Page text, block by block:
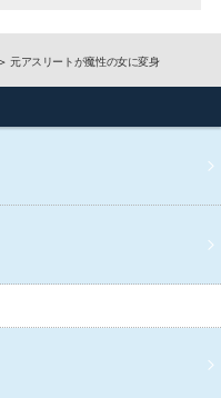
元アスリートが魔性の女に変身